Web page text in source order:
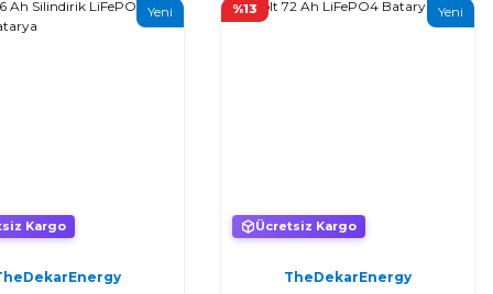
Yeni
Kargo
%13 Yeni
Ücretsiz Kargo
TheDekarEnergy